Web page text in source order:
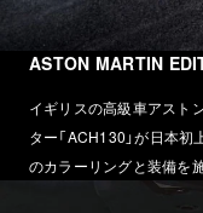
ASTON MARTIN
イギリスの高級車アスト
ター「ACH130」が日本
のカラーリングと装備を